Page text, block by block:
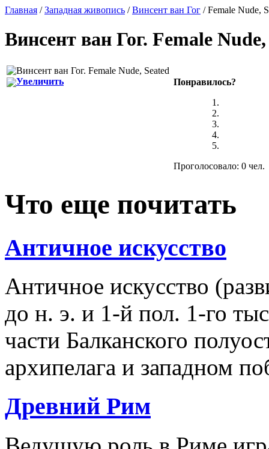
Главная /Западная живопись /Винсент ван Гог / Female Nude,
Винсент ван Гог. Female
Увеличить Понравилось?
Проголосовало: 0 чел.
Что еще почитать
Античное искусство
Античное искусство
до н. э. и 1-й пол. 1-го
части Балканского
архипелага и западном
Древний Рим